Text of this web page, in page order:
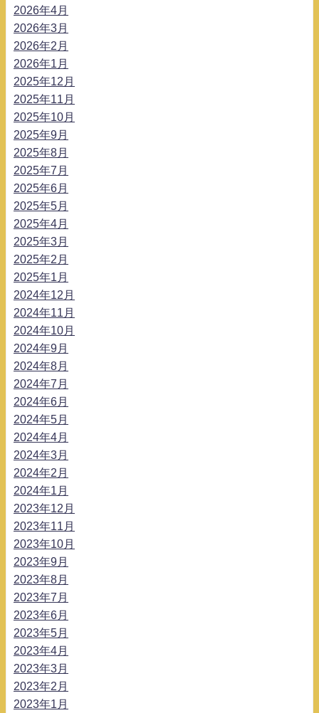
2026年4月
2026年3月
2026年2月
2026年1月
2025年12月
2025年11月
2025年10月
2025年9月
2025年8月
2025年7月
2025年6月
2025年5月
2025年4月
2025年3月
2025年2月
2025年1月
2024年12月
2024年11月
2024年10月
2024年9月
2024年8月
2024年7月
2024年6月
2024年5月
2024年4月
2024年3月
2024年2月
2024年1月
2023年12月
2023年11月
2023年10月
2023年9月
2023年8月
2023年7月
2023年6月
2023年5月
2023年4月
2023年3月
2023年2月
2023年1月